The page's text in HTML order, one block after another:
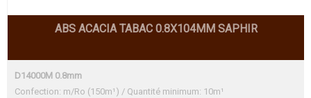
ABS ACACIA TABAC 0.8X104MM SAPHIR
D14000M 0.8mm
Confection: m/Ro (150m¹) / Quantité minimum: 10m¹